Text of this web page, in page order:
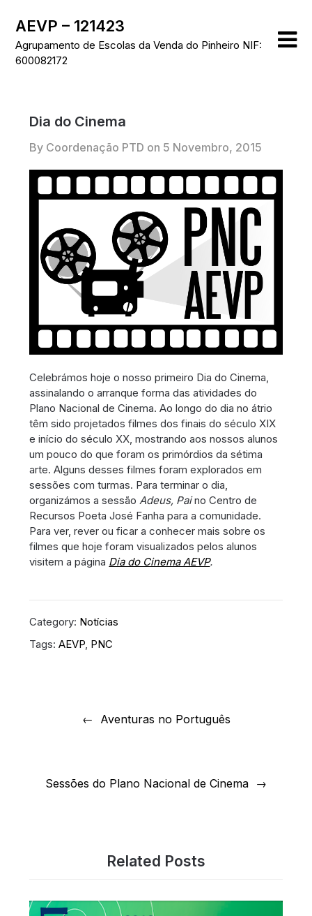
content
AEVP – 121423
Agrupamento de Escolas da Venda do Pinheiro NIF:
600082172
Dia do Cinema
By Coordenação PTD on 5 Novembro, 2015
Celebrámos hoje o nosso primeiro Dia do Cinema,
assinalando o arranque forma das atividades do
Plano Nacional de Cinema. Ao longo do dia no átrio
têm sido projetados filmes dos finais do século XIX
e início do século XX, mostrando aos nossos alunos
um pouco do que foram os primórdios da sétima
arte. Alguns desses filmes foram explorados em
sessões com turmas. Para terminar o dia,
organizámos a sessãoAdeus, Paino Centro de
Recursos Poeta José Fanha para a comunidade.
Para ver, rever ou ficar a conhecer mais sobre os
filmes que hoje foram visualizados pelos alunos
visitem a página Dia do Cinema AEVP.
Category: Notícias
Tags:AEVP PNC
Aventuras no Português
Sessões do Plano Nacional de Cinema
Related Posts